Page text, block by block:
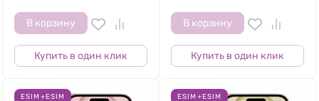
В корзину
Купить в один клик
В корзину
Купить в один клик
ESIM+ESIM ESIM+ESIM